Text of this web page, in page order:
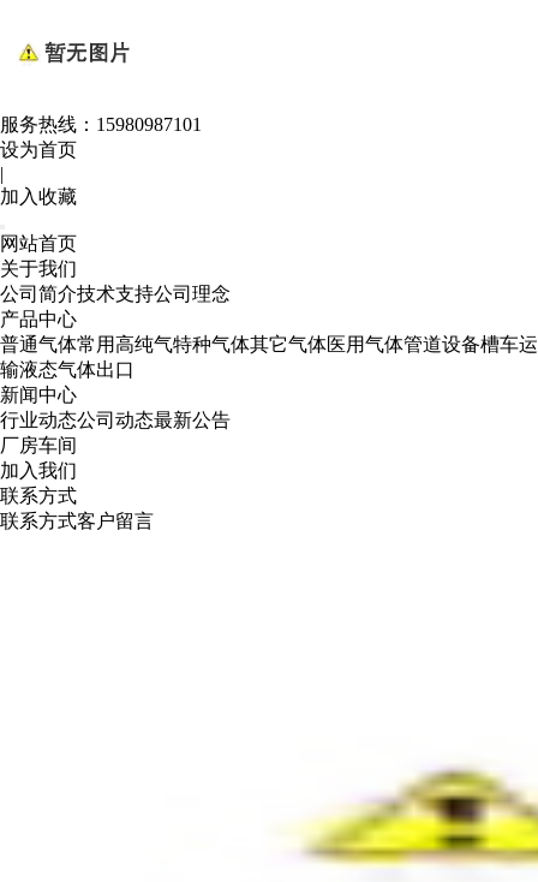
服务热线： 15980987101
设为首页
|
加入收藏
网站首页
关于我们
公司简介技术支持公司理念
产品中心
普通气体常用高纯气特种气体其它气体医用气体管道设备槽车运
输液态气体出口
新闻中心
行业动态公司动态最新公告
厂房车间
加入我们
联系方式
联系方式客户留言